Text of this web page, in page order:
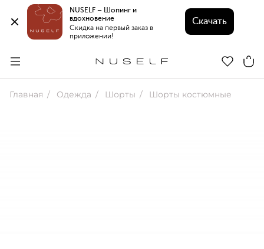
NUSELF – Шопинг и
вдохновение
Скидка на первый заказ в
приложении!
Скачать
Главная Одежда Шорты Шорты костюмные